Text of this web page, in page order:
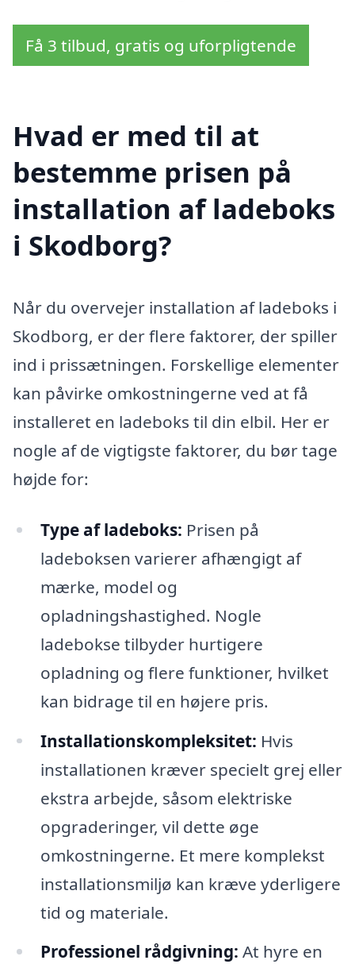
Få 3 tilbud, gratis og uforpligtende
Hvad er med til at
bestemme prisen på
installation af ladeboks
i Skodborg?
Når du overvejer installation af ladeboks i
Skodborg, er der flere faktorer, der spiller
ind i prissætningen. Forskellige elementer
kan påvirke omkostningerne ved at få
installeret en ladeboks til din elbil. Her er
nogle af de vigtigste faktorer, du bør tage
højde for:
Type af ladeboks: Prisen på
ladeboksen varierer afhængigt af
mærke, model og
opladningshastighed. Nogle
ladebokse tilbyder hurtigere
opladning og flere funktioner, hvilket
kan bidrage til en højere pris.
Installationskompleksitet: Hvis
installationen kræver specielt grej eller
ekstra arbejde, såsom elektriske
opgraderinger, vil dette øge
omkostningerne. Et mere komplekst
installationsmiljø kan kræve yderligere
tid og materiale.
Professionel rådgivning: At hyre en